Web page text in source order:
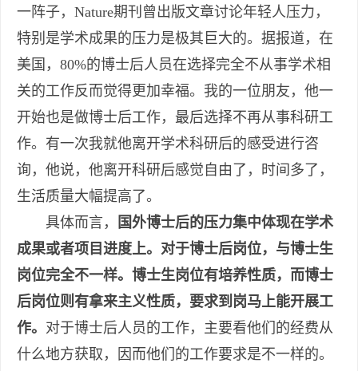
一阵子，Nature期刊曾出版文章讨论年轻人压力，
特别是学术成果的压力是极其巨大的。据报道，在
美国，80%的博士后人员在选择完全不从事学术相
关的工作反而觉得更加幸福。我的一位朋友，他一
开始也是做博士后工作，最后选择不再从事科研工
作。有一次我就他离开学术科研后的感受进行咨
询，他说，他离开科研后感觉自由了，时间多了，
生活质量大幅提高了。
具体而言，
国外博士后的压力集中体现在学术
成果或者项目进度上。对于博士后岗位，与博士生
岗位完全不一样。博士生岗位有培养性质，而博士
后岗位则有拿来主义性质，要求到岗马上能开展工
作。 对于博士后人员的工作，主要看他们的经费从
什么地方获取，因而他们的工作要求是不一样的。